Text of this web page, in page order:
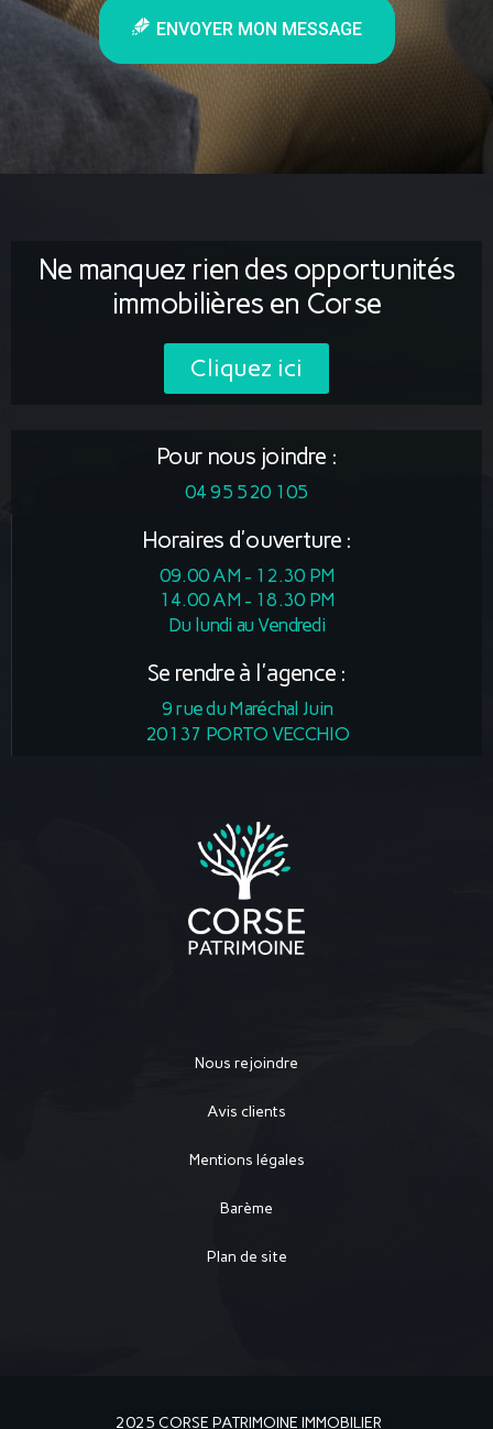
ENVOYER MON MESSAGE
Ne manquez rien des opportunités
immobilières en Corse
Cliquez ici
Pour nous joindre :
04 95 520 105
Horaires d'ouverture :
09.00 AM - 12.30 PM
14.00 AM - 18.30 PM
Du lundi au Vendredi
Se rendre à l'agence :
9 rue du Maréchal Juin
20137 PORTO VECCHIO
Nous rejoindre
Avis clients
Mentions légales
Barème
Plan de site
2025 CORSE PATRIMOINE IMMOBILIER